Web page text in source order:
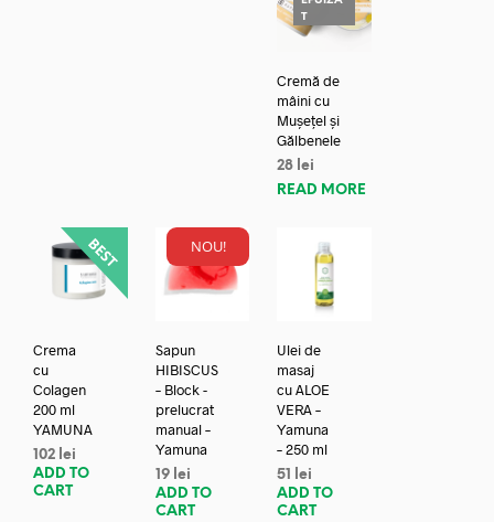
T
Cremă de
mâini cu
Mușețel și
Gălbenele
28 lei
READ MORE
Crema
cu
Colagen
200 ml
YAMUNA
102 lei
ADD TO
CART
NOU!
Sapun
HIBISCUS
– Block -
prelucrat
manual –
Yamuna
19 lei
ADD TO
CART
Ulei de
masaj
cu ALOE
VERA –
Yamuna
– 250 ml
51
lei
ADD TO
CART